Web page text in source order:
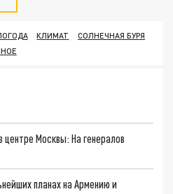
КЛИМАТ
СОЛНЕЧНАЯ БУРЯ
Москвы: На генералов
планах на Армению и